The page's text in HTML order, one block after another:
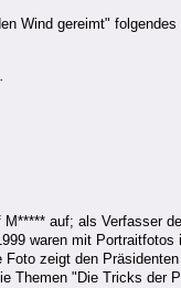
Wind gereimt"
auf; als Verfasser
waren mit
zeigt den
Themen "Die Tricks der